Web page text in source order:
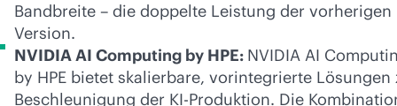
Bandbreite – die doppelte Leistung der vorherigen
Version.
NVIDIA AI Computing by HPE: NVIDIA AI
by HPE bietet skalierbare, vorintegrierte Lösungen
Beschleunigung der KI-Produktion. Die